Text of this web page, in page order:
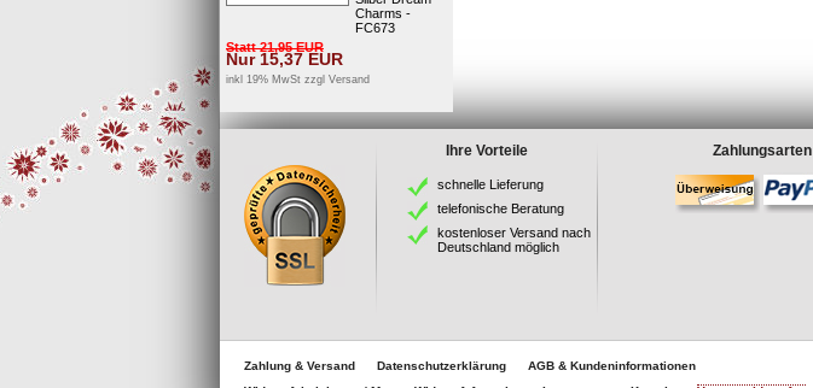
Charms -
FC673
Statt21,95EUR
Nur15,37EUR
inkl 19% MwSt zzgl Versand
Ihre Vorteile
schnelle Lieferung
telefonische Beratung
kostenloser Versand nach
Deutschland möglich
Zahlungsarten
Zahlung & Versand Datenschutzerklärung
AGB & Kundeninformationen